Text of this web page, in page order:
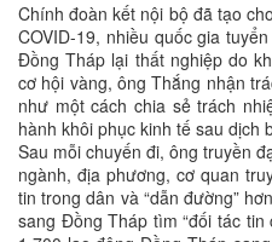
Chính đoàn kết nội bộ đã tạo
COVID-19, nhiều quốc gia
Đồng Tháp lại thất nghiệp do
cơ hội vàng, ông Thắng nhận
như một cách chia sẻ trách
hành khôi phục kinh tế sau dịch
Sau mỗi chuyến đi, ông truyền
ngành, địa phương, cơ quan
tin trong dân và “dẫn đường”
sang Đồng Tháp tìm “đối tác